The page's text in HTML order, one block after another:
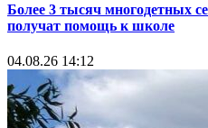
Более 3 тысяч многодетных
получат помощь к школе
04.08.26 14:12